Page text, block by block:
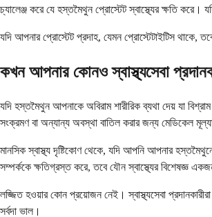
চ্যালেঞ্জ করে যে হস্তমৈথুন প্রোস্টেট স্বাস্থ্যের ক্ষতি করে।
যদি আপনার প্রোস্টেট প্রদাহ, যেমন প্রোস্টেটাইটিস থাকে,
কখন আপনার কোনও স্বাস্থ্যসেবা
যদি হস্তমৈথুন আপনাকে অবিরাম শারীরিক ব্যথা দেয় যা
সংক্রমণ বা অন্যান্য অবস্থা বাতিল করার জন্য মেডিকেল
মানসিক স্বাস্থ্য দৃষ্টিকোণ থেকে, যদি আপনি আপনার
সম্পর্ককে ক্ষতিগ্রস্ত করে, তবে যৌন স্বাস্থ্যের বিশেষজ্ঞ
লজ্জিত হওয়ার কোন প্রয়োজন নেই। স্বাস্থ্যসেবা
সর্বদা ভাল।